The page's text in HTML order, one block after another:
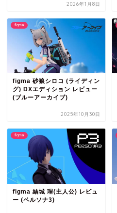
2026年1月8日
figma
figma 砂狼シロコ (ライディン
グ) DXエディション レビュー
(ブルーアーカイブ)
2025年10月30日
figma
figma 結城 理(主人公) レビュ
ー (ペルソナ3)